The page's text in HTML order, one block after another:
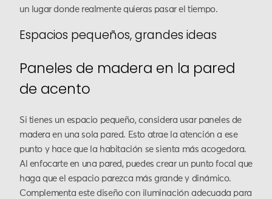
un lugar donde realmente quieras pasar el tiempo.
Espacios pequeños, grandes ideas
Paneles de madera en la pared
de acento
Si tienes un espacio pequeño, considera usar paneles de
madera en una sola pared. Esto atrae la atención a ese
punto y hace que la habitación se sienta más acogedora.
Al enfocarte en una pared, puedes crear un punto focal que
haga que el espacio parezca más grande y dinámico.
Complementa este diseño con iluminación adecuada para